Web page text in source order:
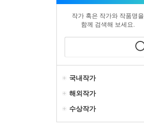
작가 혹은 작가와 작품명을
함께 검색해 보세요.
국내작가
해외작가
수상작가